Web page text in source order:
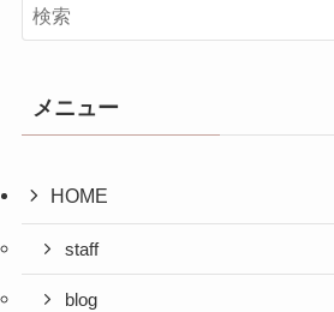
メニュー
HOME
staff
blog